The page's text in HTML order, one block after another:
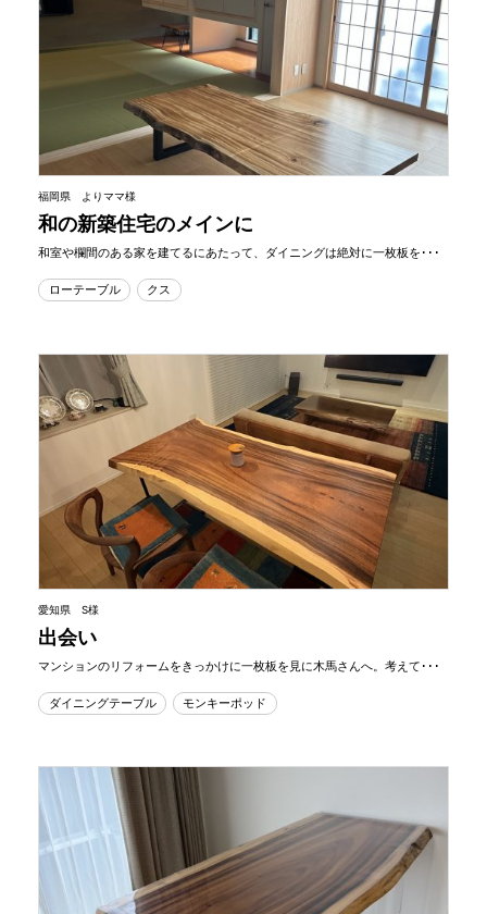
福岡県 よりママ様
和の新築住宅のメインに
和室や欄間のある家を建てるにあたって、ダイニングは絶対に一枚板を･･･
ローテーブル クス
愛知県 S様
出会い
マンションのリフォームをきっかけに一枚板を見に木馬さんへ。考えて･･･
ダイニングテーブル モンキーポッド